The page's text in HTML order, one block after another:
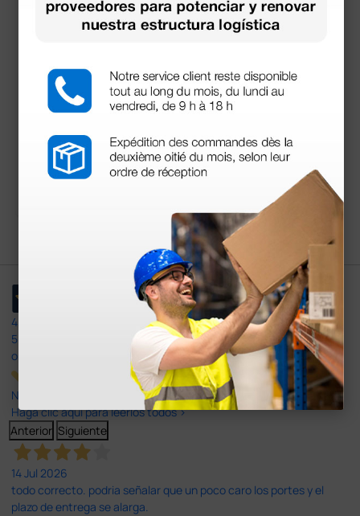
Curetas dérmicas St
iefel sin látex - difere
71,00 €
(Precio sin IVA)
4,4
597
opiniones
Nuestras reseñas de 4 y 5 estrellas.
Haga clic aquí para leerlos todos >
Anterior Siguiente
14 Jul 2026
todo correcto. podria señalar que un poco caro los portes y el
plazo de entrega se alarga.